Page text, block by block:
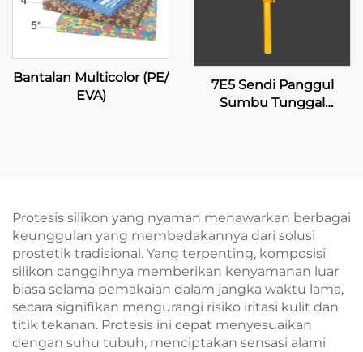
Bantalan Multicolor (PE/
EVA)
7E5 Sendi Panggul
Sumbu Tunggal
Protesis silikon yang nyaman menawarkan berbagai
keunggulan yang membedakannya dari solusi
prostetik tradisional. Yang terpenting, komposisi
silikon canggihnya memberikan kenyamanan luar
biasa selama pemakaian dalam jangka waktu lama,
secara signifikan mengurangi risiko iritasi kulit dan
titik tekanan. Protesis ini cepat menyesuaikan
dengan suhu tubuh, menciptakan sensasi alami